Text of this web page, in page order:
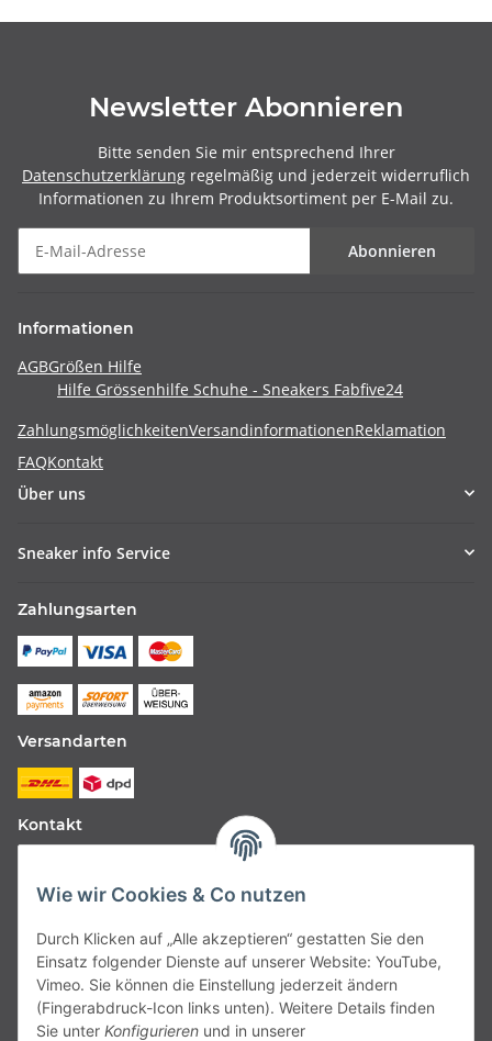
Newsletter Abonnieren
Bitte senden Sie mir entsprechend Ihrer
Datenschutzerklärung regelmäßig und jederzeit widerruflich
Informationen zu Ihrem Produktsortiment per E-Mail zu.
Abonnieren
Informationen
AGBGrößen Hilfe
Hilfe Grössenhilfe Schuhe - Sneakers Fabfive24
ZahlungsmöglichkeitenVersandinformationenReklamation
FAQKontakt
Über uns
Sneaker info Service
Zahlungsarten
Versandarten
Kontakt
Langstr. 51-53
63450 Hanau
Deutschland
Telefon:06181257350
Wie wir Cookies & Co nutzen
Durch Klicken auf „Alle akzeptieren“ gestatten Sie den
Einsatz folgender Dienste auf unserer Website: YouTube,
Vimeo. Sie können die Einstellung jederzeit ändern
(Fingerabdruck-Icon links unten). Weitere Details finden
Sie unter Konfigurieren und in unserer